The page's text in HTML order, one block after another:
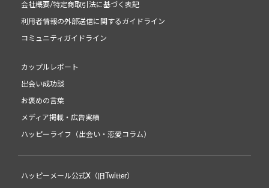
会社概要/特定商取引法に基づく表記
利用者情報の外部送信に関するガイドライン
コミュニティガイドライン
カップルレポート
出会い成功談
お褒めの言葉
メディア掲載・広告実績
ハッピーライフ（出会い・恋愛コラム）
ハッピーメール公式X（旧Twitter）